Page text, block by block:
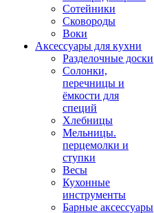
Сотейники
Сковороды
Воки
Аксессуары для кухни
Разделочные доски
Солонки,
перечницы и
ёмкости для
специй
Хлебницы
Мельницы.
перцемолки и
ступки
Весы
Кухонные
инструменты
Барные аксессуары